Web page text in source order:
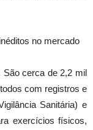
no mercado
São cerca de 2,2 mil
com registros e
Sanitária) e
exercícios físicos,